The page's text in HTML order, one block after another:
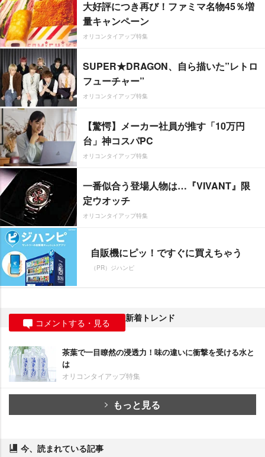
大好評につき再び！ファミマ名物45％増
量キャンペーン
オリコンタイアップ特集
SUPER★DRAGON、自ら描いた”レトロ
フューチャー”
オリコンタイアップ特集
【驚愕】メーカー社員が推す「10万円
台」神コスパPC
オリコンタイアップ特集
一番似合う登場人物は…『VIVANT』限
定ウオッチ
オリコンタイアップ特集
自販機にピッ！ですぐに買えちゃう
（PR）ジハンピ
コメントする・見る 新着トレンド
茶葉で一目瞭然の浸透力！味の違いに衝撃を受ける水と
は
オリコンタイアップ特集
もっと見る
今、読まれている記事